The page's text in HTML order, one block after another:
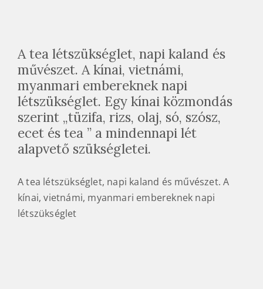
o
n
l
i
n
e
t
a
h
á
A tea létszükséglet, napi kaland és
művészet. A kínai, vietnámi,
myanmari embereknek napi
létszükséglet. Egy kínai közmondás
szerint „tüzifa, rizs, olaj, só, szósz,
ecet és tea ” a mindennapi lét
alapvető szükségletei.
A tea létszükséglet, napi kaland és művészet. A
kínai, vietnámi, myanmari embereknek napi
létszükséglet